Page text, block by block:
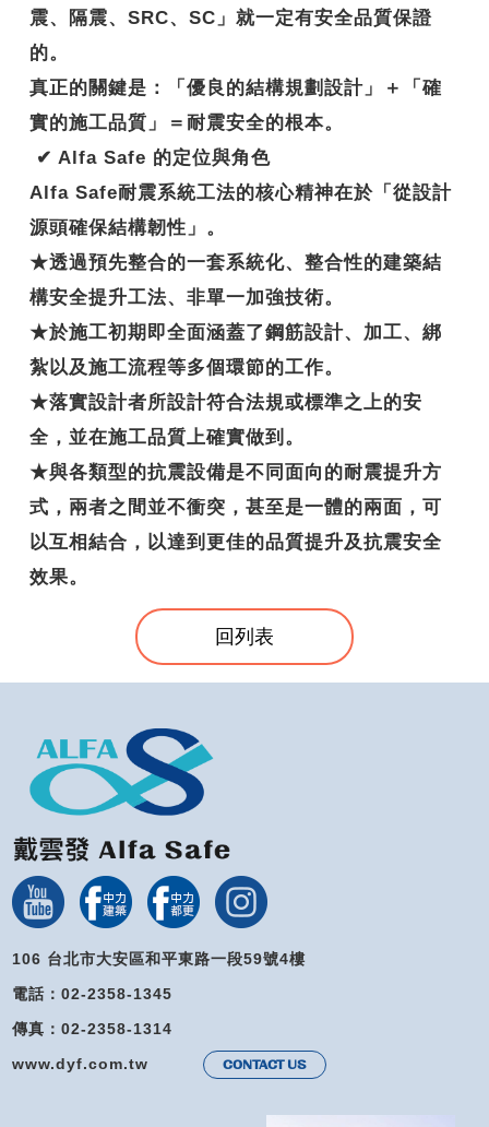
震、隔震、SRC、SC」就一定有安全品質保證
的。
真正的關鍵是：
「優良的結構規劃設計」＋「確
實的施工品質」＝耐震安全的根本。
✔ Alfa Safe 的定位與角色
Alfa Safe耐震系統工法的核心精神在於「從設計
源頭確保結構韌性」。
★透過預先整合的一套系統化、整合性的建築結
構安全提升工法、非單一加強技術。
★於施工初期即全面涵蓋了鋼筋設計、加工、綁
紮以及施工流程等多個環節的工作。
★落實設計者所設計符合法規或標準之上的安
全，並在施工品質上確實做到。
★與各類型的抗震設備是不同面向的耐震提升方
式，兩者之間並不衝突，甚至是一體的兩面，可
以互相結合，以達到更佳的品質提升及抗震安全
效果。
回列表
106 台北市大安區和平東路一段59號4樓
電話：02-2358-1345
傳真：02-2358-1314
www.dyf.com.tw
CONTACT US